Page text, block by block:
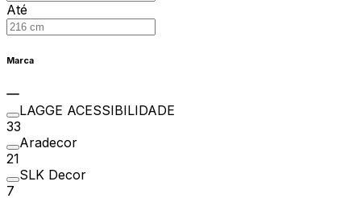
Até
Marca
LAGGE ACESSIBILIDADE
33
Aradecor
21
SLK Decor
7